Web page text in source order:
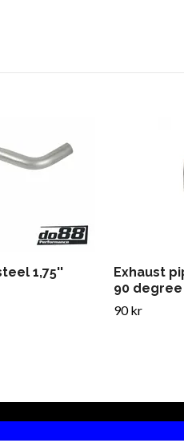
1,75''
Exhaust
90 degree
90 kr